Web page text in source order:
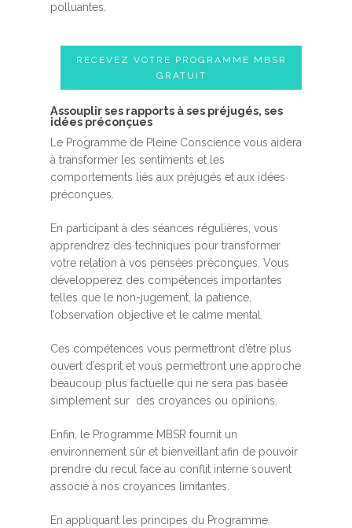
polluantes.
RECEVEZ VOTRE PROGRAMME MBSR
GRATUIT
Assouplir ses rapports à ses préjugés, ses
idées préconçues
Le Programme de Pleine Conscience vous aidera
à transformer les sentiments et les
comportements liés aux préjugés et aux idées
préconçues.
En participant à des séances régulières, vous
apprendrez des techniques pour transformer
votre relation à vos pensées préconçues. Vous
développerez des compétences importantes
telles que le non-jugement, la patience,
l’observation objective et le calme mental.
Ces compétences vous permettront d’être plus
ouvert d’esprit et vous permettront une approche
beaucoup plus factuelle qui ne sera pas basée
simplement sur des croyances ou opinions.
Enfin, le Programme MBSR fournit un
environnement sûr et bienveillant afin de pouvoir
prendre du recul face au conflit interne souvent
associé à nos croyances limitantes.
En appliquant les principes du Programme